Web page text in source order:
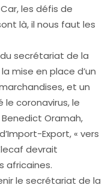
les défis de
là, il nous faut les
secrétariat de la
mise en place d’un
et un
coronavirus, le
Oramah,
Export, « vers
devrait
africaines.
le secrétariat de la